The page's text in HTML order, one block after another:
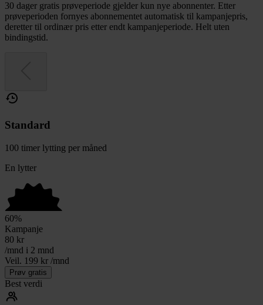
30 dager gratis prøveperiode gjelder kun nye abonnenter. Etter
prøveperioden fornyes abonnementet automatisk til kampanjepris,
deretter til ordinær pris etter endt kampanjeperiode. Helt uten
bindingstid.
Standard
100 timer lytting per måned
En lytter
60%
Kampanje
80 kr
/mnd i 2 mnd
Veil. 199 kr /mnd
Prøv gratis
Best verdi